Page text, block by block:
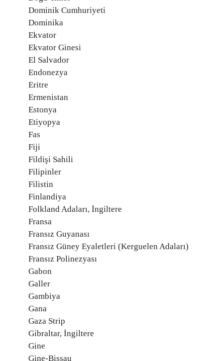
Dominik Cumhuriyeti
Dominika
Ekvator
Ekvator Ginesi
El Salvador
Endonezya
Eritre
Ermenistan
Estonya
Etiyopya
Fas
Fiji
Fildişi Sahili
Filipinler
Filistin
Finlandiya
Folkland Adaları, İngiltere
Fransa
Fransız Guyanası
Fransız Güney Eyaletleri (Kerguelen Adaları)
Fransız Polinezyası
Gabon
Galler
Gambiya
Gana
Gaza Strip
Gibraltar, İngiltere
Gine
Gine-Bissau